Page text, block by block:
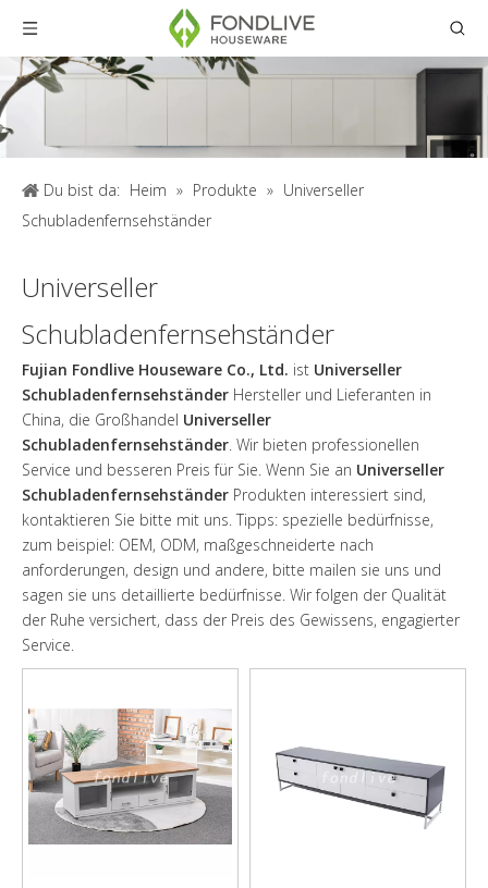
Du bist da: Heim » Produkte » Universeller
Schubladenfernsehständer
Universeller
Schubladenfernsehständer
Fujian Fondlive Houseware Co., Ltd. ist Universeller
Schubladenfernsehständer Hersteller und Lieferanten in
China, die Großhandel Universeller
Schubladenfernsehständer. Wir bieten professionellen
Service und besseren Preis für Sie. Wenn Sie an Universeller
Schubladenfernsehständer Produkten interessiert sind,
kontaktieren Sie bitte mit uns. Tipps: spezielle bedürfnisse,
zum beispiel: OEM, ODM, maßgeschneiderte nach
anforderungen, design und andere, bitte mailen sie uns und
sagen sie uns detaillierte bedürfnisse. Wir folgen der Qualität
der Ruhe versichert, dass der Preis des Gewissens, engagierter
Service.